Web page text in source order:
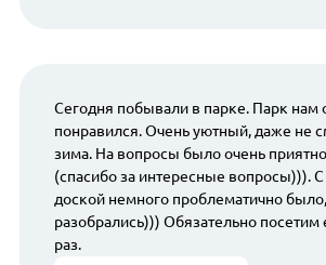
Сегодня побывали в парке. Парк нам
понравился. Очень уютный, даже не
зима. На вопросы было очень приятно
(спасибо за интересные вопросы))).
доской немного проблематично
разобрались))) Обязательно посетим
раз.